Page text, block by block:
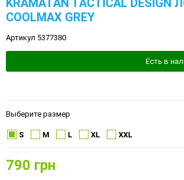
KRAMATAN TACTICAL
COOLMAX GREY
Артикул 5377380
Есть в
Выберите размер
S M L XL XXL
790 грн